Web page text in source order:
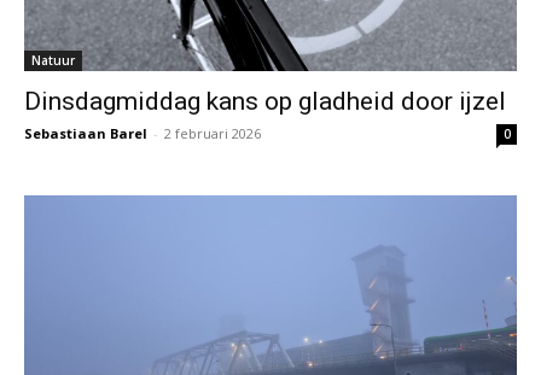
Natuur
Dinsdagmiddag kans op gladheid door ijzel
Sebastiaan Barel - 2 februari 2026 0